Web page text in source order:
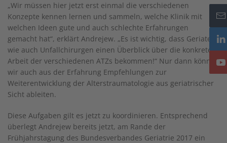
„Wir müssen hier jetzt erst einmal die verschiedenen
Konzepte kennen lernen und sammeln, welche Klinik mit
welchen Ideen gute und auch schlechte Erfahrungen
gemacht hat“, erklärt Andrejew. „Es ist wichtig, dass Geriater
wie auch Unfallchirurgen einen Überblick über die konkrete
Arbeit der verschiedenen ATZs bekommen!“ Nur dann können
wir auch aus der Erfahrung Empfehlungen zur
Weiterentwicklung der Alterstraumatologie aus geriatrischer
Sicht ableiten.
Diese Aufgaben gilt es jetzt zu koordinieren. Entsprechend
überlegt Andrejew bereits jetzt, am Rande der
Frühjahrstagung des Bundesverbandes Geriatrie 2017 ein